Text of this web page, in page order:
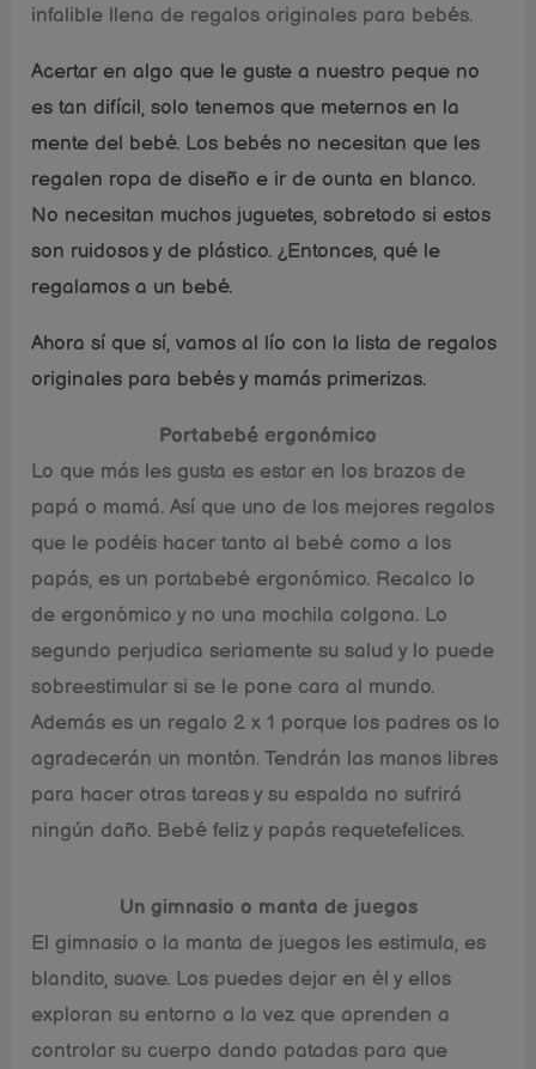
infalible llena de regalos originales para bebés.
Acertar en algo que le guste a nuestro peque no
es tan difícil, solo tenemos que meternos en la
mente del bebé. Los bebés no necesitan que les
regalen ropa de diseño e ir de ounta en blanco.
No necesitan muchos juguetes, sobretodo si estos
son ruidosos y de plástico. ¿Entonces, qué le
regalamos a un bebé.
Ahora sí que sí, vamos al lío con la lista de regalos
originales para bebés y mamás primerizas.
Portabebé ergonómico
Lo que más les gusta es estar en los brazos de
papá o mamá. Así que uno de los mejores regalos
que le podéis hacer tanto al bebé como a los
papás, es un portabebé ergonómico. Recalco lo
de ergonómico y no una mochila colgona. Lo
segundo perjudica seriamente su salud y lo puede
sobreestimular si se le pone cara al mundo.
Además es un regalo 2 x 1 porque los padres os lo
agradecerán un montón. Tendrán las manos libres
para hacer otras tareas y su espalda no sufrirá
ningún daño. Bebé feliz y papás requetefelices.
Un gimnasio o manta de juegos
El gimnasio o la manta de juegos les estimula, es
blandito, suave. Los puedes dejar en él y ellos
exploran su entorno a la vez que aprenden a
controlar su cuerpo dando patadas para que